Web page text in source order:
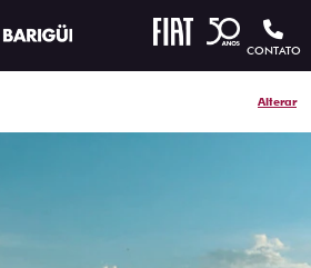
CONTATO
Alterar